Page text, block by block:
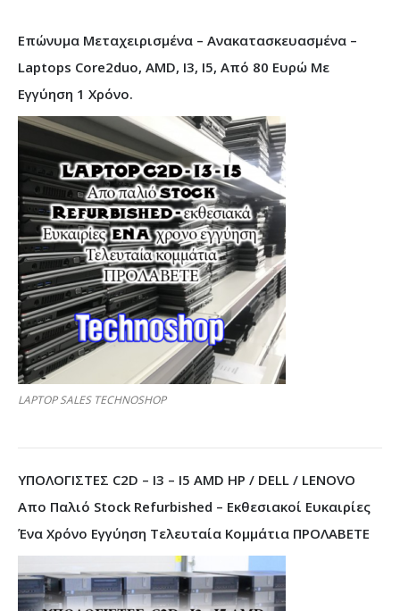
Επώνυμα Μεταχειρισμένα – Ανακατασκευασμένα –
Laptops Core2duo, AMD, I3, I5, Από 80 Ευρώ Με
Εγγύηση 1 Χρόνο.
LAPTOP SALES TECHNOSHOP
ΥΠΟΛΟΓΙΣΤΕΣ C2D – I3 – I5 AMD HP / DELL / LENOVO
Απο Παλιό Stock Refurbished – Εκθεσιακοί Ευκαιρίες
Ένα Χρόνο Εγγύηση Τελευταία Κομμάτια ΠΡΟΛΑΒΕΤΕ